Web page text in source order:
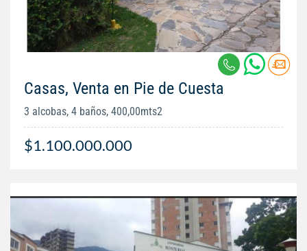
Casas, Venta en Pie de Cuesta
3 alcobas, 4 baños, 400,00mts2
$1.100.000.000